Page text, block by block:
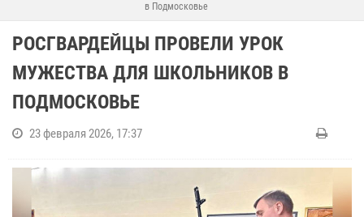
в Подмосковье
РОСГВАРДЕЙЦЫ ПРОВЕЛИ УРОК
МУЖЕСТВА ДЛЯ ШКОЛЬНИКОВ В
ПОДМОСКОВЬЕ
23 февраля 2026, 17:37